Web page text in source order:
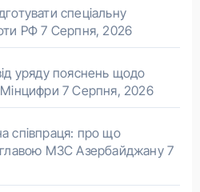
спеціальну
РФ 7 Серпня, 2026
уряду пояснень щодо
Мінцифри 7 Серпня, 2026
співпраця: про що
главою МЗС Азербайджану 7